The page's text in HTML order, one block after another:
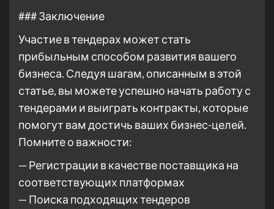
### Заключение
Участие в тендерах может стать
прибыльным способом развития вашего
бизнеса. Следуя шагам, описанным в этой
статье, вы можете успешно начать работу с
тендерами и выиграть контракты, которые
помогут вам достичь ваших бизнес-целей.
Помните о важности:
— Регистрации в качестве поставщика на
соответствующих платформах
— Поиска подходящих тендеров